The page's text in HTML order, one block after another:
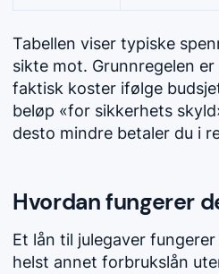
Tabellen viser typiske
sikte mot. Grunnregelen
faktisk koster ifølge
beløp «for sikkerhets
desto mindre betaler du i
Hvordan fungerer
Et lån til julegaver
helst annet forbrukslån